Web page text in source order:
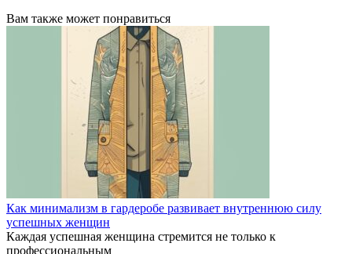
Вам также может понравиться
Как минимализм в гардеробе развивает внутреннюю силу
успешных женщин
Каждая успешная женщина стремится не только к
профессиональным